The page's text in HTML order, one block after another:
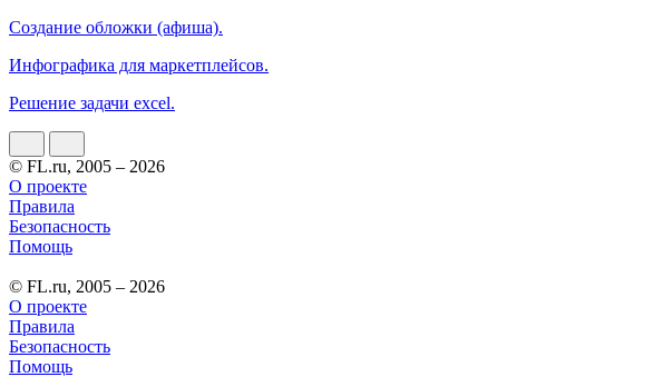
Создание обложки (афиша).
Инфографика для маркетплейсов.
Решение задачи excel.
© FL.ru, 2005 – 2026
О проекте
Правила
Безопасность
Помощь
© FL.ru, 2005 – 2026
О проекте
Правила
Безопасность
Помощь